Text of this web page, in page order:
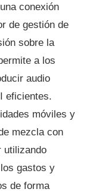
conexión
de gestión de
sobre la
a los
audio
eficientes.
móviles y
mezcla con
utilizando
gastos y
de forma